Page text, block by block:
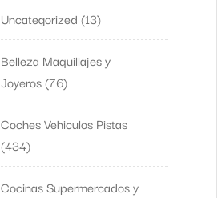
Uncategorized 13
Belleza Maquillajes y
Joyeros 76
Coches Vehiculos Pistas
434
Cocinas Supermercados y